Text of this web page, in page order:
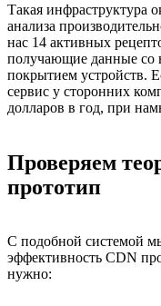
Такая инфраструктура
анализа
нас 14 активных
получающие данные со
покрытием устройств.
сервис у сторонних
долларов в год, при
Проверяем
прототип
С подобной системой
эффективность CDN
нужно: